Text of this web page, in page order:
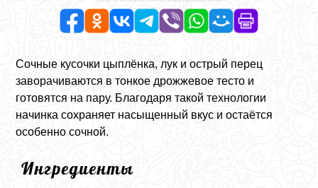
Сочные кусочки цыплёнка, лук и острый перец
заворачиваются в тонкое дрожжевое тесто и
готовятся на пару. Благодаря такой технологии
начинка сохраняет насыщенный вкус и остаётся
особенно сочной.
Ингредиенты